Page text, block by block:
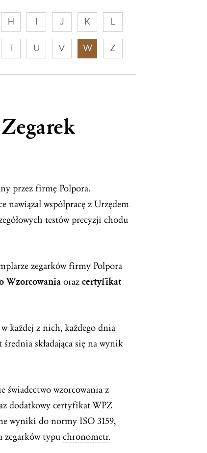
H J K L
U V W Z
przez firmę Polpora.
współpracę z Urzędem
testów precyzji chodu
zegarków firmy Polpora
Wzorcowania oraz certyfikat
każdej z nich, każdego dnia
składająca się na wynik
świadectwo wzorcowania z
dodatkowy certyfikat WPZ
wyniki do normy ISO 3159,
zegarków typu chronometr.